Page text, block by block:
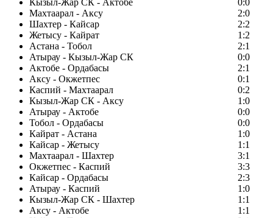
Кызыл-Жар СК - Актобе
0:0
Махтаарал - Аксу
2:0
Шахтер - Кайсар
2:2
Жетысу - Кайрат
1:2
Астана - Тобол
2:1
Атырау - Кызыл-Жар СК
0:0
Актобе - Ордабасы
2:1
Аксу - Окжетпес
0:1
Каспий - Махтаарал
0:2
Кызыл-Жар СК - Аксу
1:0
Атырау - Актобе
0:0
Тобол - Ордабасы
0:0
Кайрат - Астана
1:0
Кайсар - Жетысу
1:1
Махтаарал - Шахтер
3:1
Окжетпес - Каспий
3:3
Кайсар - Ордабасы
2:3
Атырау - Каспий
1:0
Кызыл-Жар СК - Шахтер
1:1
Аксу - Актобе
1:1